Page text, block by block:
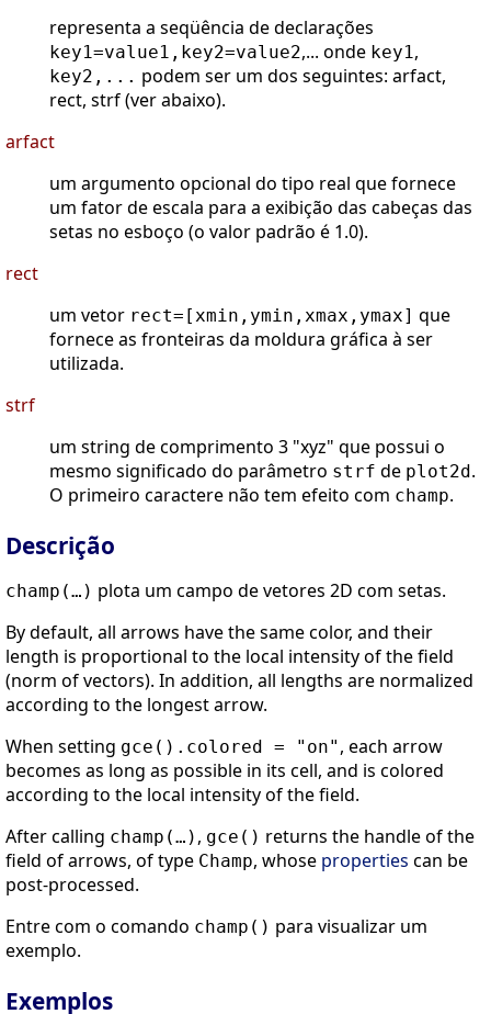
representa a seqüência de declarações
key1=value1,key2=value2,... onde key1,
key2,... podem ser um dos seguintes: arfact,
rect, strf (ver abaixo).
arfact
um argumento opcional do tipo real que fornece
um fator de escala para a exibição das cabeças das
setas no esboço (o valor padrão é 1.0).
rect
um vetor rect=[xmin,ymin,xmax,ymax] que
fornece as fronteiras da moldura gráfica à ser
utilizada.
strf
um string de comprimento 3 "xyz" que possui o
mesmo significado do parâmetro strf de plot2d .
O primeiro caractere não tem efeito com champ.
Descrição
champ(…) plota um campo de vetores 2D com setas.
By default, all arrows have the same color, and their
length is proportional to the local intensity of the field
(norm of vectors). In addition, all lengths are normalized
according to the longest arrow.
When setting gce().colored = "on" , each arrow
becomes as long as possible in its cell, and is colored
according to the local intensity of the field.
After calling champ(…) , gce() returns the handle of the
field of arrows, of type Champ, whose properties can be
post-processed.
Entre com o comando champ() para visualizar um
exemplo.
Exemplos